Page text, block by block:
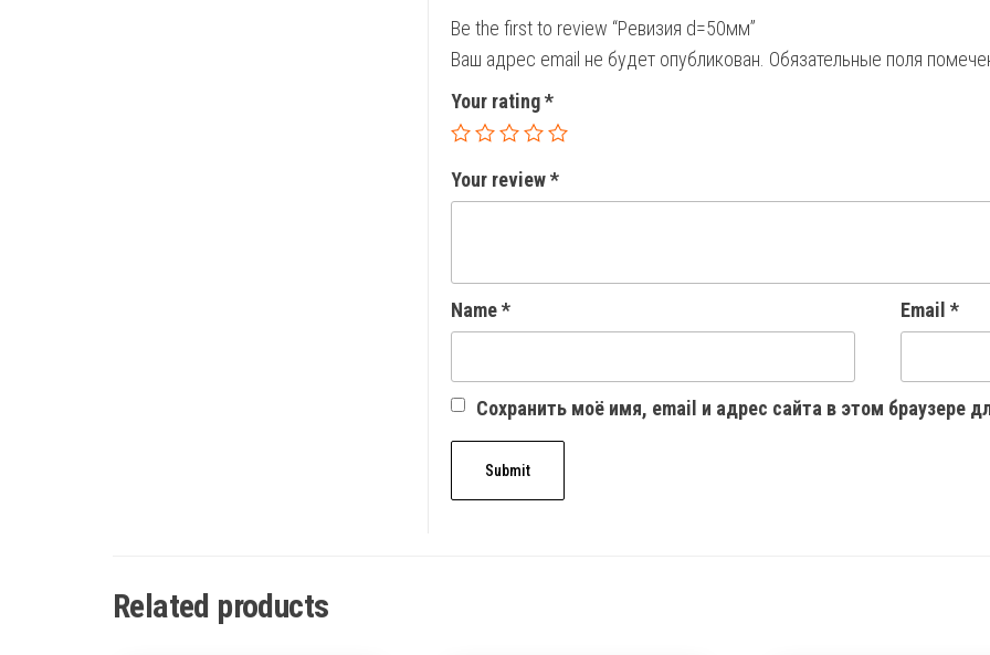
Be the first to review “Ревизия d=50мм”
Ваш адрес email не будет опубликован. Обязательные поля
Your rating*
Your review*
Name* Email *
Сохранить моё имя, email и адрес сайта в этом браузере
Related products